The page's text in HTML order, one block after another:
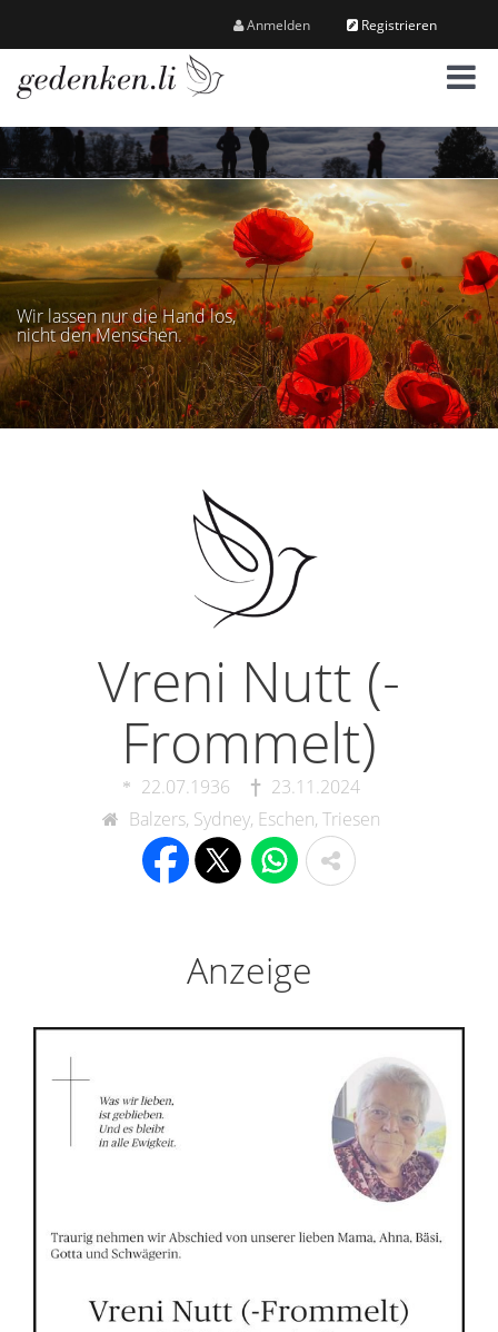
Anmelden Registrieren
M
e
n
ü
Wir lassen nur die Hand los,
nicht den Menschen.
Vreni Nutt (-
Frommelt)
22.07.1936
23.11.2024
Balzers, Sydney, Eschen, Triesen
Anzeige